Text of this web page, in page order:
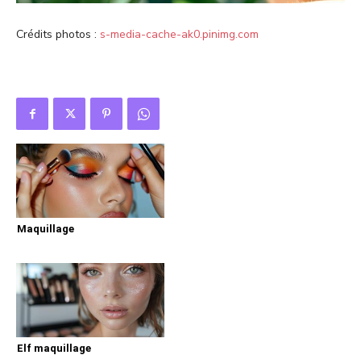
Crédits photos : s-media-cache-ak0.pinimg.com
Maquillage
Elf maquillage